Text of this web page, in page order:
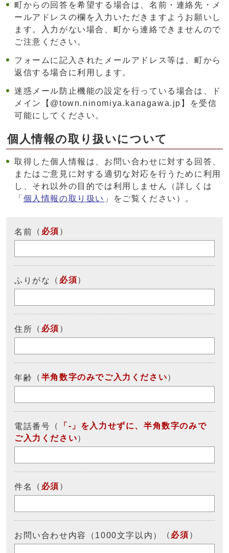
町からの回答を希望する場合は、名前・連絡先・メ
ールアドレスの欄を入力いただきますようお願いし
ます。入力がない場合、町から連絡できませんので
ご注意ください。
フォームに記入されたメールアドレス等は、町から
返信する場合に利用します。
迷惑メール防止機能の設定を行っている場合は、ド
メイン【@town.ninomiya.kanagawa.jp】を受信
可能にしてください。
個人情報の取り扱いについて
取得した個人情報は、お問い合わせに対する回答、
またはご意見に対する適切な対応を行うために利用
し、それ以外の目的では利用しません（詳しくは
「 個人情報の取り扱い 」をご覧ください）。
名前 （ 必須 ）
ふりがな （ 必須）
住所 （ 必須 ）
年齢 （ 半角数字のみでご入力ください）
電話番号 （
「-」を入力せずに、半角数字のみで
ご入力ください）
件名 （ 必須 ）
お問い合わせ内容（1000文字以内） （ 必須 ）